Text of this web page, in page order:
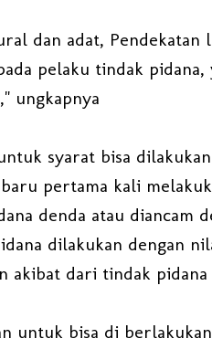
dan adat, Pendekatan
pelaku tindak
ungkapnya
syarat bisa
pertama kali
denda atau diancam
dilakukan dengan
akibat dari tindak
untuk bisa di